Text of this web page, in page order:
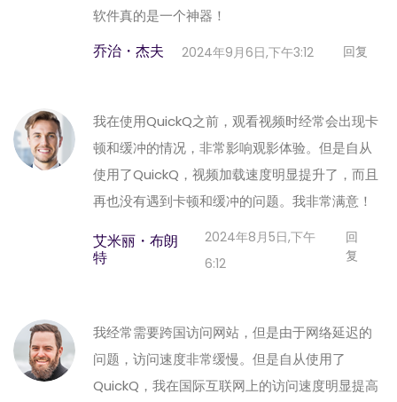
软件真的是一个神器！
乔治・杰夫 2024年9月6日,下午3:12 回复
我在使用QuickQ之前，观看视频时经常会出现卡
顿和缓冲的情况，非常影响观影体验。但是自从
使用了QuickQ，视频加载速度明显提升了，而且
再也没有遇到卡顿和缓冲的问题。我非常满意！
艾米丽・布朗
特
2024年8月5日,下午
6:12
回
复
我经常需要跨国访问网站，但是由于网络延迟的
问题，访问速度非常缓慢。但是自从使用了
QuickQ，我在国际互联网上的访问速度明显提高